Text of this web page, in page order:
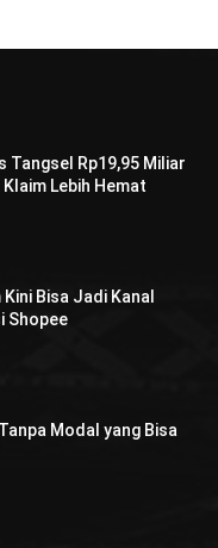
Tangsel Rp19,95 Miliar
Lebih Hemat
Bisa Jadi Kanal
Shopee
Modal yang Bisa